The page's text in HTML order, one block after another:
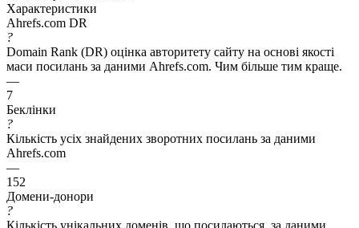
Характеристики
Ahrefs.com DR
?
Domain Rank (DR) оцінка авторитету сайту на основі якості
маси посилань за даними Ahrefs.com. Чим більше тим краще.
—
7
Беклінки
?
Кількість усіх знайдених зворотних посилань за даними
Ahrefs.com
—
152
Домени-донори
?
Кількість унікальних доменів, що посилаються, за даними